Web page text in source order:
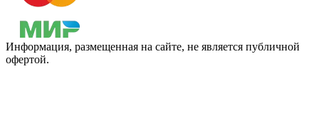
Информация, размещенная на сайте, не является публичной
офертой.